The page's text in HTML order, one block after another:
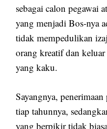
sebagai calon pegawai
yang menjadi Bos-nya
tidak mempedulikan
orang kreatif dan
yang kaku.
Sayangnya,
tiap tahunnya,
yang berpikir tidak